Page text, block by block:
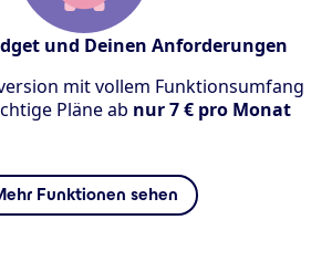
und Deinen Anforderungen
mit vollem Funktionsumfang
Pläne ab nur 7 € pro Monat
Funktionen sehen